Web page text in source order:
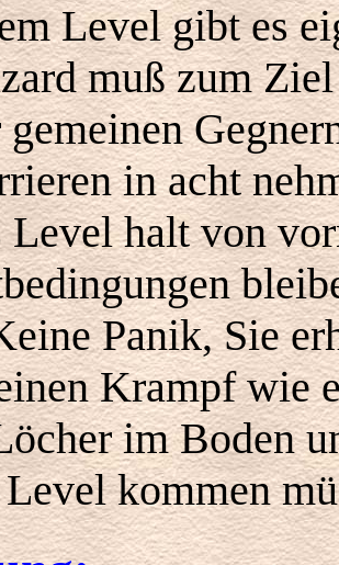
Level gibt es
muß zum
in acht
Level halt von
Panik, Sie
Krampf wie
im Boden
kommen